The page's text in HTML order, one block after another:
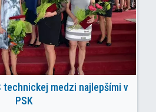
technickej medzi najlepšími v
PSK